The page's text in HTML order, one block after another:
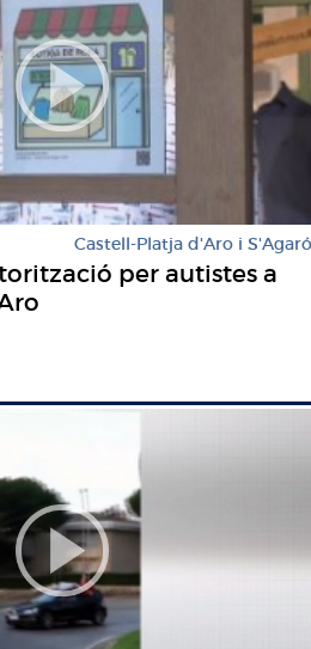
Castell-Platja d'Aro i S'Agaró
per autistes a